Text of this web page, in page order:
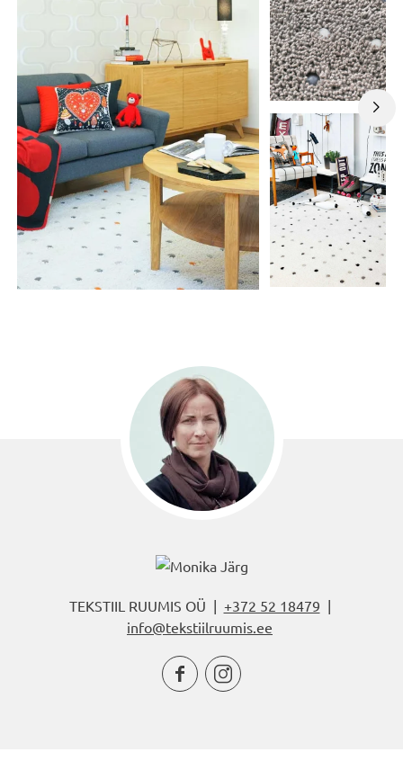
TEKSTIIL RUUMIS OÜ | +372 52 18479 |
info@tekstiilruumis.ee
 